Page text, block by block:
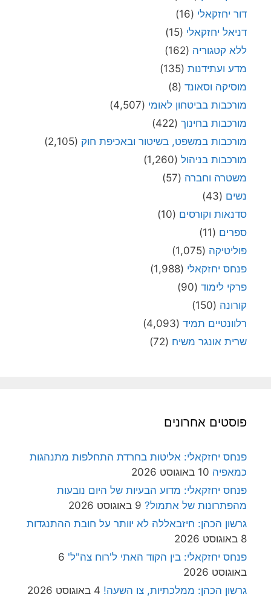
דור יחזקאלי (16)
דניאל יחזקאלי (15)
ללא קטגוריה (162)
מדע ועתידנות (135)
מוסיקה וסאונד (8)
מורכבות בביטחון לאומי (4,507)
מורכבות בחינוך (422)
מורכבות במשפט, בשיטור ובאכיפת חוק (2,105)
מורכבות בניהול (1,260)
משטרה וחברה (57)
נשים (43)
סדנאות וקורסים (10)
ספרים (11)
פוליטיקה (1,075)
פנחס יחזקאלי (1,988)
פרקי לימוד (90)
קורונה (150)
רלוונטיים תמיד (4,093)
שרית אונגר משיח (72)
פוסטים אחרונים
פנחס יחזקאלי: אליטות בחרדת התחלפות מתנהגות
כמאפיה 10 באוגוסט 2026
פנחס יחזקאלי: מדוע הבעיות של היום נובעות
מהפתרונות של אתמול? 9 באוגוסט 2026
גרשון הכהן: חיזבאללה לא יוותר על חובת ההתנגדות
8 באוגוסט 2026
פנחס יחזקאלי: בין הקוד האתי ל'רוח צה"ל' 6
באוגוסט 2026
גרשון הכהן: ממלכתיות, צו השעה! 4 באוגוסט 2026